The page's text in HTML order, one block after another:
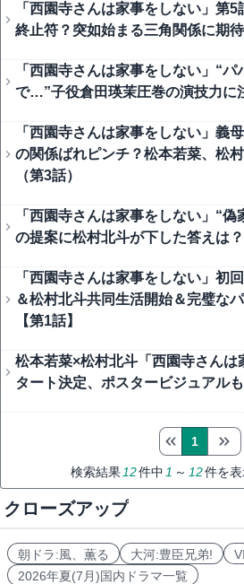
「西園寺さんは家事をしない」第
終止符？突如始まる三角関係に期
「西園寺さんは家事をしない」“
で…”子役倉田瑛茉圧巻の演技力に
「西園寺さんは家事をしない」義
の関係ばれピンチ？松本若菜、松
（第3話）
「西園寺さんは家事をしない」“
の提案に松村北斗が下した答えは
「西園寺さんは家事をしない」初
＆松村北斗共同生活開始＆完璧な
【第1話】
松本若菜×松村北斗「西園寺さんは
タート決定、ポスタービジュアル
検索結果 12件中 1 ～ 12件を表
1
クローズアップ
朝ドラ:風、薫る 大河:豊臣兄弟!
2026年夏(7月)国内ドラマ一覧